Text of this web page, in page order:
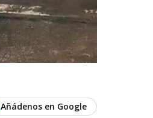
Añádenos en Google